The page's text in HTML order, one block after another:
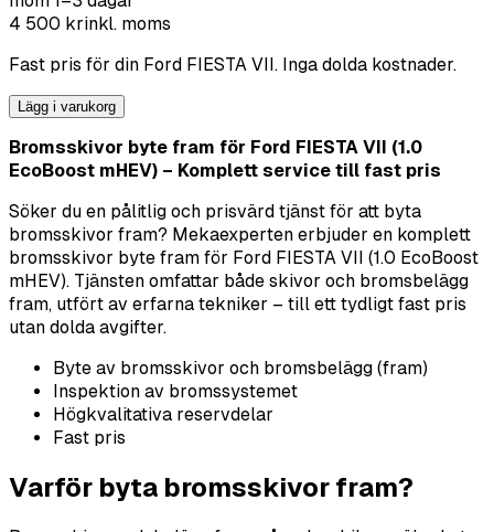
4 500 krinkl. moms
Fast pris för din Ford FIESTA VII. Inga dolda kostnader.
Lägg i varukorg
Bromsskivor byte fram för Ford FIESTA VII (1.0
EcoBoost mHEV) – Komplett service till fast pris
Söker du en pålitlig och prisvärd tjänst för att byta
bromsskivor fram? Mekaexperten erbjuder en komplett
bromsskivor byte fram för Ford FIESTA VII (1.0 EcoBoost
mHEV). Tjänsten omfattar både skivor och bromsbelägg
fram, utfört av erfarna tekniker – till ett tydligt fast pris
utan dolda avgifter.
Byte av bromsskivor och bromsbelägg (fram)
Inspektion av bromssystemet
Högkvalitativa reservdelar
Fast pris
Varför byta bromsskivor fram?